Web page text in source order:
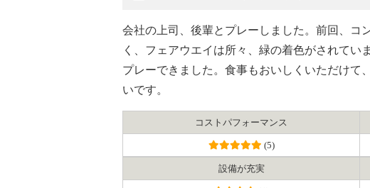
会社の上司、後輩とプレーしました。前回、コ
く、フェアウエイは所々、緑の着色がされてい
プレーできました。食事もおいしくいただけて
いです。
コスト パフォーマンス
(5)
設備が充実